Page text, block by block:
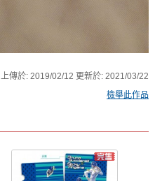
上傳於:2019/02/12 更新於:2021/03/22
檢舉此作品